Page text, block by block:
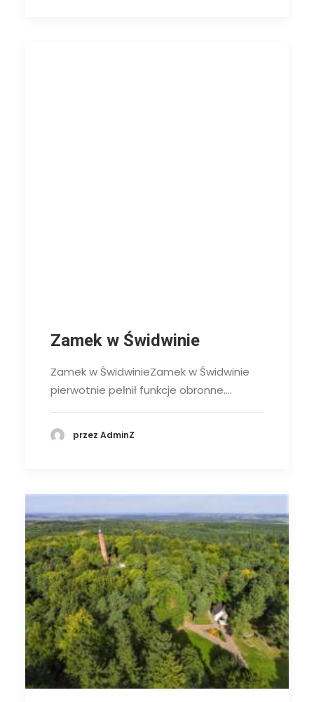
Zamek w Świdwinie
Zamek w ŚwidwinieZamek w Świdwinie
pierwotnie pełnił funkcje obronne.…
przez AdminZ